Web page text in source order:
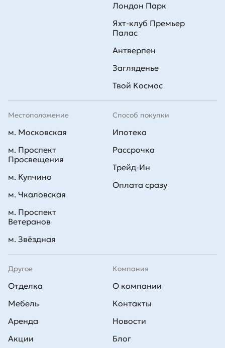
Способ покупки
Ипотека
Рассрочка
Трейд-Ин
Оплата сразу
Лондон Парк
Яхт-клуб Премьер
Палас
Антверпен
Загляденье
Твой Космос
Другое
Отделка
Мебель
Аренда
Акции
Компания
О компании
Контакты
Новости
Блог
Местоположение
м. Московская
м. Проспект
Просвещения
м. Купчино
м. Чкаловская
м. Проспект
Ветеранов
м. Звёздная